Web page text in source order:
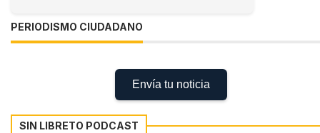
PERIODISMO CIUDADANO
Envía tu noticia
SIN LIBRETO PODCAST